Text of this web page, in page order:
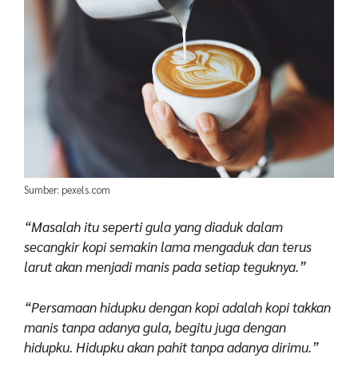
Sumber: pexels.com
“Masalah itu seperti gula yang diaduk dalam
secangkir kopi semakin lama mengaduk dan terus
larut akan menjadi manis pada setiap teguknya.”
“Persamaan hidupku dengan kopi adalah kopi takkan
manis tanpa adanya gula, begitu juga dengan
hidupku. Hidupku akan pahit tanpa adanya dirimu.”